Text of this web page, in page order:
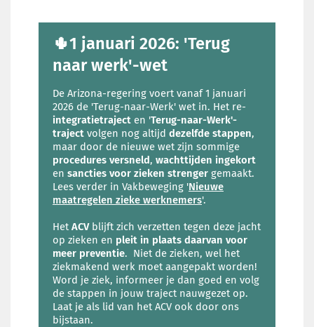
🌵1 januari 2026: 'Terug
naar werk'-wet
De Arizona-regering voert vanaf 1 januari
2026 de 'Terug-naar-Werk' wet in. Het re-
integratietraject en 'Terug-naar-Werk'-
traject volgen nog altijd dezelfde stappen,
maar door de nieuwe wet zijn sommige
procedures versneld, wachttijden ingekort
en sancties voor zieken strenger gemaakt.
Lees verder in Vakbeweging 'Nieuwe
maatregelen zieke werknemers'.
Het ACVblijft zich verzetten tegen deze jacht
op zieken en pleit in plaats daarvan voor
meer preventie. Niet de zieken, wel het
ziekmakend werk moet aangepakt worden!
Word je ziek, informeer je dan goed en volg
de stappen in jouw traject nauwgezet op.
Laat je als lid van het ACV ook door ons
bijstaan.